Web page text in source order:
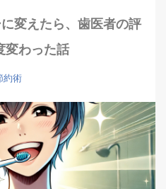
変えたら、歯医者の評
変わった話
約術